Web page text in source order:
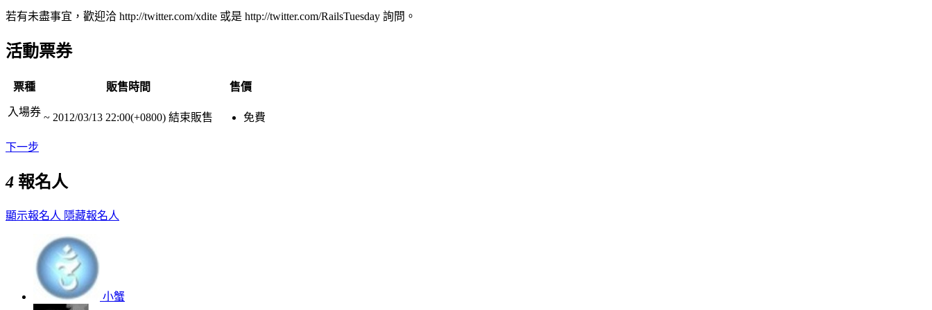
若有未盡事宜，歡迎洽 http://twitter.com/xdite 或是 http://twitter.com/RailsTuesday 詢問。
活動票券
票種 販售時間 售價
入場券 ~ 2012/03/13 22:00(+0800) 結束販售 免費
下一步
4 報名人
顯示報名人 隱藏報名人
小蟹